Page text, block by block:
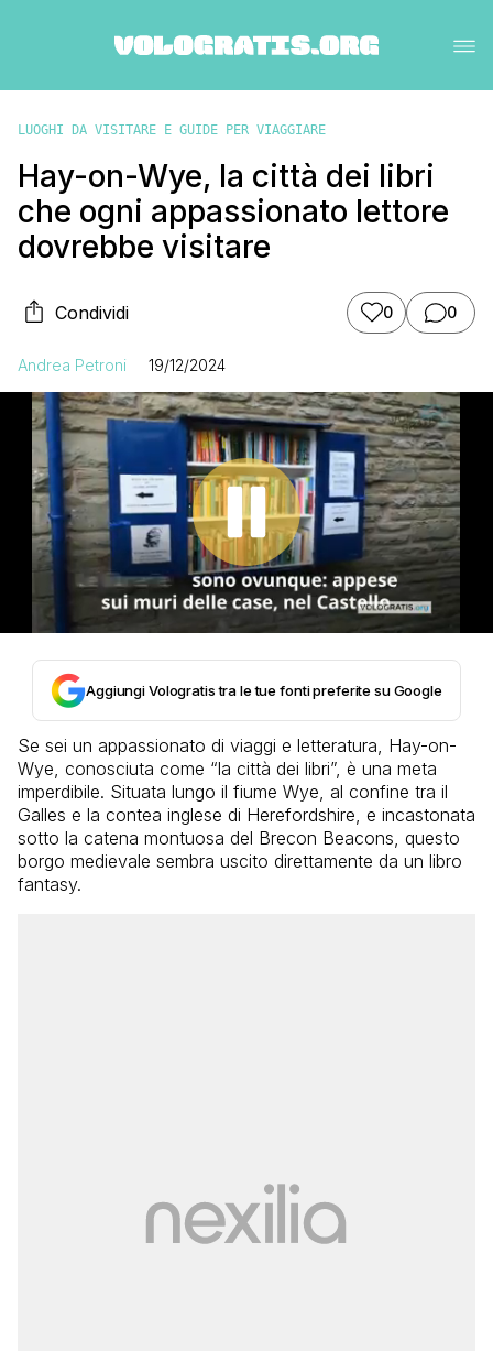
LUOGHI DA VISITARE E GUIDE PER VIAGGIARE
Hay-on-Wye, la città dei libri
che ogni appassionato lettore
dovrebbe visitare
Condividi 0 0
Andrea Petroni 19/12/2024
Aggiungi Vologratis tra le tue fonti preferite su Google
Se sei un appassionato di viaggi e letteratura, Hay-on-
Wye, conosciuta come “la città dei libri”, è una meta
imperdibile. Situata lungo il fiume Wye, al confine tra il
Galles e la contea inglese di Herefordshire, e incastonata
sotto la catena montuosa del Brecon Beacons, questo
borgo medievale sembra uscito direttamente da un libro
fantasy.